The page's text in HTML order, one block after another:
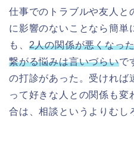
仕事でのトラブルや友人と
に影響のないことなら簡単
も、 2人の関係が悪くなっ
繋がる悩みは言いづらいで
の打診があった。受ければ
って好きな人との関係も変
合は、相談というよりむし